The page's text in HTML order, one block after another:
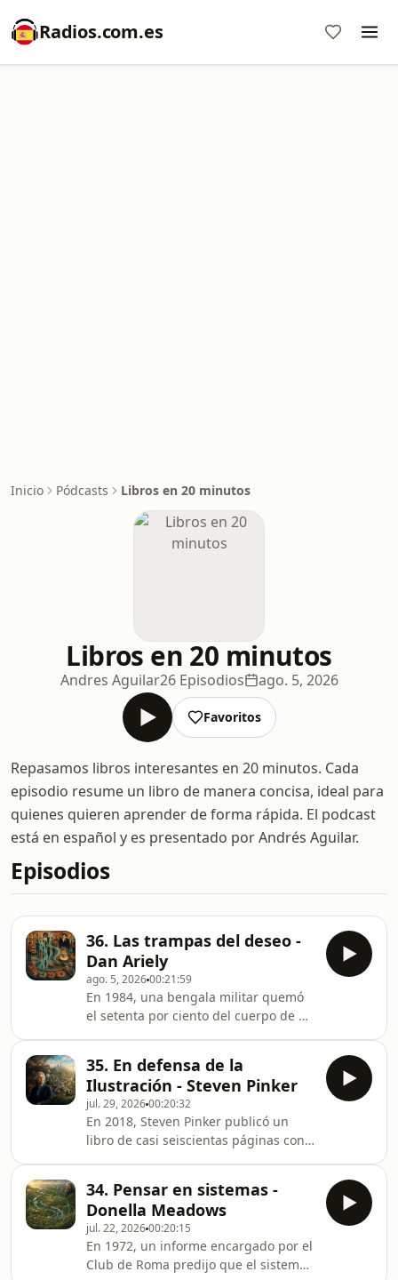
Radios.com.es
Inicio Pódcasts Libros en 20 minutos
Libros en 20 minutos
Andres Aguilar26 Episodios ago. 5, 2026
Favoritos
Repasamos libros interesantes en 20 minutos. Cada
episodio resume un libro de manera concisa, ideal para
quienes quieren aprender de forma rápida. El podcast
está en español y es presentado por Andrés Aguilar.
Episodios
36. Las trampas del deseo -
Dan Ariely
ago. 5, 202600:21:59
En 1984, una bengala militar quemó
el setenta por ciento del cuerpo de un
enfermeras le arrancaban los
vendajes rápido, creyendo que dolía
menos.Blog: en20minutos.comLibros:
en20minutos.com/es/coleccionOtros
podcasts:Filosofía:
https://open.spotify.com/show/
https://open.spotify.com/show/0Az9sa6W
35. En defensa de la
Ilustración - Steven Pinker
jul. 29, 202600:20:32
En 2018, Steven Pinker publicó un
libro de casi seiscientas páginas con
dramática y sostenida, en casi todas
las dimensiones que importan, desde
hace dos siglos.Blog:
en20minutos.comLibros:
en20minutos.com/es/coleccionOtros
34. Pensar en sistemas -
Donella Meadows
jul. 22, 202600:20:15
En 1972, un informe encargado por el
Club de Roma predijo que el sistema